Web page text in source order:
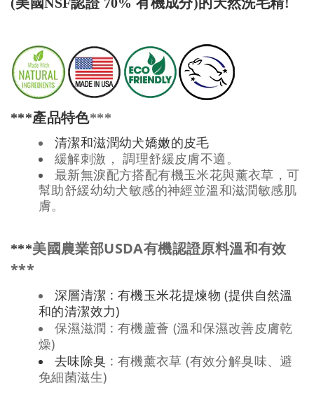
***產品特色***
清潔和滋潤幼犬嬌嫩的皮毛
緩解刺激，
調理舒緩皮膚不適。
最新無淚配方搭配有機玉米花與薰衣草，可
幫助舒緩幼幼犬敏感的神經並溫和滋潤敏感肌
膚。
***美國農業部USDA有機認證原料溫和有效
***
深層清潔 : 有機玉米花提煉物 (提供自然溫
和的清潔效力)
保濕滋潤 : 有機蘆薈 (溫和保濕改善皮膚乾
燥)
去味除臭 : 有機薰衣草 (有效分解臭味、避
免細菌滋生)